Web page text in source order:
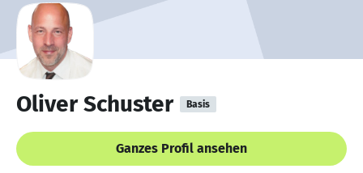
Oliver Schuster Basis
Ganzes Profil ansehen